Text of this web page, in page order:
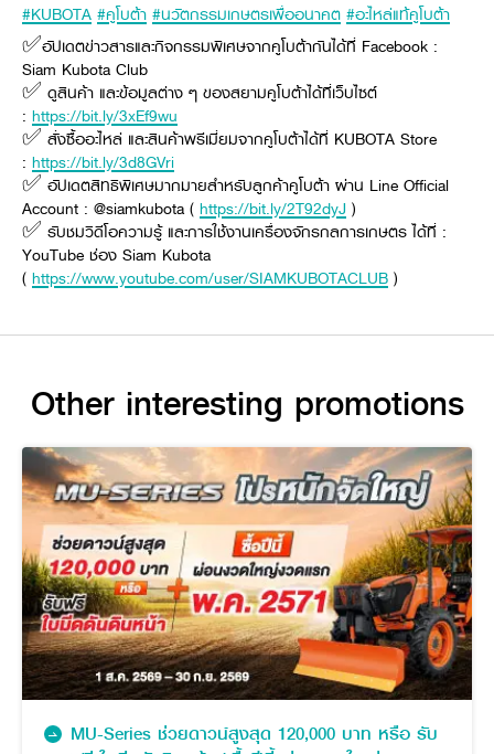
Online Journal
#KUBOTA #คูโบต้า #นวัตกรรมเกษตรเพื่ออนาคต #อะไหล่แท้คูโบต้า
✅อัปเดตข่าวสารและกิจกรรมพิเศษจากคูโบต้ากันได้ที่ Facebook :
Siam Kubota Club
✅ ดูสินค้า และข้อมูลต่าง ๆ ของสยามคูโบต้าได้ที่เว็บไซต์
: https://bit.ly/3xEf9wu
✅ สั่งซื้ออะไหล่ และสินค้าพรีเมี่ยมจากคูโบต้าได้ที่ KUBOTA Store
: https://bit.ly/3d8GVri
✅ อัปเดตสิทธิพิเศษมากมายสำหรับลูกค้าคูโบต้า ผ่าน Line Official
Account : @siamkubota ( https://bit.ly/2T92dyJ )
✅ รับชมวิดีโอความรู้ และการใช้งานเครื่องจักรกลการเกษตร ได้ที่ :
YouTube ช่อง Siam Kubota
( https://www.youtube.com/user/SIAMKUBOTACLUB )
Other interesting promotions
MU-Series ช่วยดาวน์สูงสุด 120,000 บาท หรือ รับ